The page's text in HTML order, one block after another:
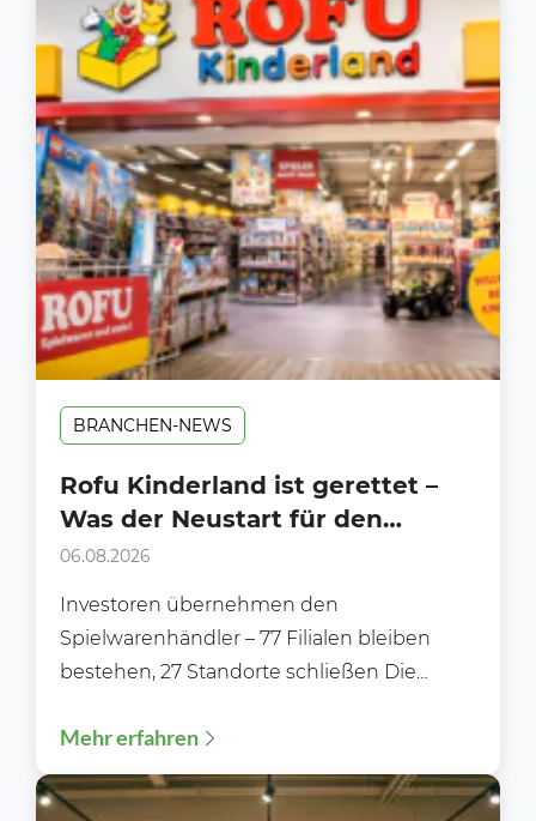
BRANCHEN-NEWS
Rofu Kinderland ist gerettet –
Was der Neustart für den
Handel bedeutet
06.08.2026
Investoren übernehmen den
Spielwarenhändler – 77 Filialen bleiben
bestehen, 27 Standorte schließen Die
Nachdem die Gläubiger...
Mehr erfahren